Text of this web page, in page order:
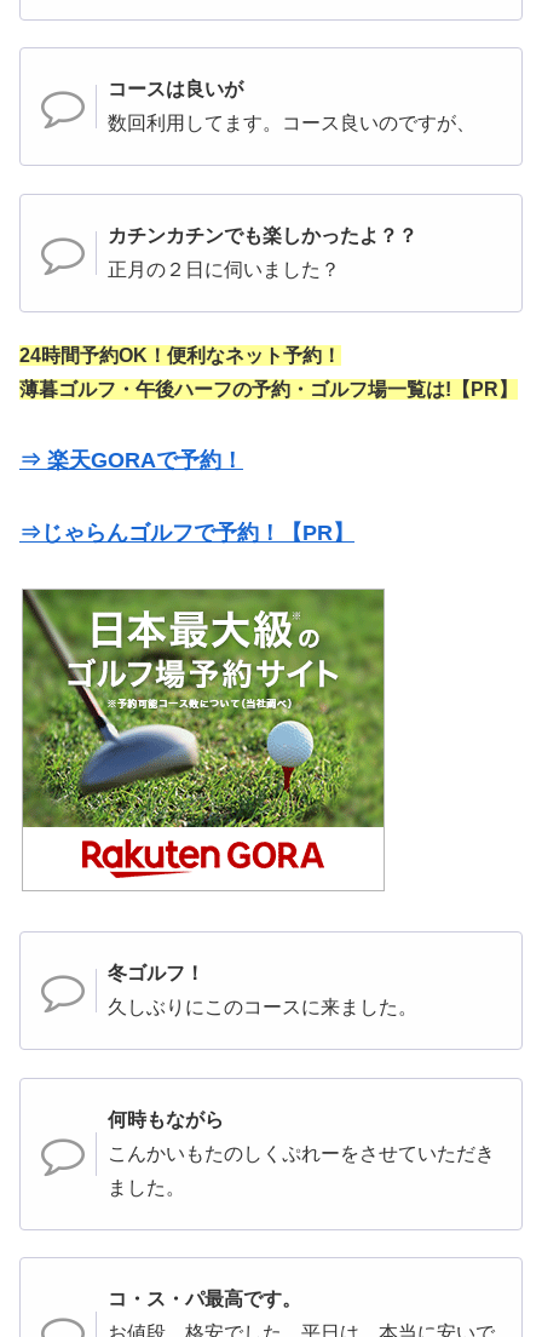
コースは良いが
数回利用してます。コース良いのですが、
カチンカチンでも楽しかったよ？？
正月の２日に伺いました？
24時間予約OK！便利なネット予約！
薄暮ゴルフ・午後ハーフの予約・ゴルフ場一覧は!【PR】
⇒ 楽天GORAで予約！
⇒じゃらんゴルフで予約！【PR】
冬ゴルフ！
久しぶりにこのコースに来ました。
何時もながら
こんかいもたのしくぷれーをさせていただき
ました。
コ・ス・パ最高です。